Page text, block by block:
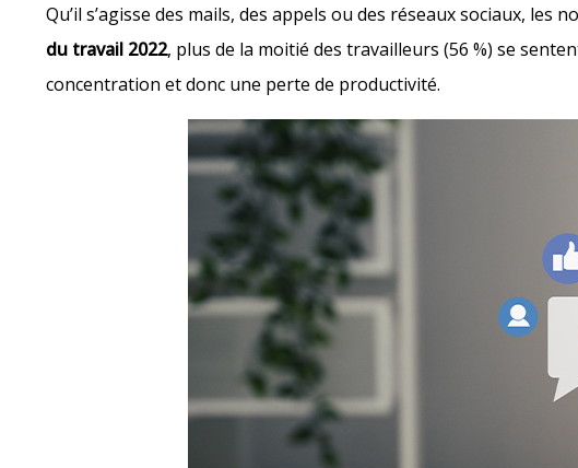
Qu’il s’agisse des mails, des appels ou des réseaux sociaux,
du travail 2022, plus de la moitié des travailleurs (56 %) se
concentration et donc une perte de productivité.